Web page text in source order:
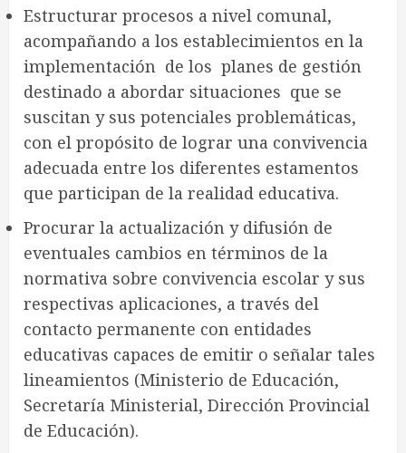
Estructurar procesos a nivel comunal,
acompañando a los establecimientos en la
implementación de los planes de gestión
destinado a abordar situaciones que se
suscitan y sus potenciales problemáticas,
con el propósito de lograr una convivencia
adecuada entre los diferentes estamentos
que participan de la realidad educativa.
Procurar la actualización y difusión de
eventuales cambios en términos de la
normativa sobre convivencia escolar y sus
respectivas aplicaciones, a través del
contacto permanente con entidades
educativas capaces de emitir o señalar tales
lineamientos (Ministerio de Educación,
Secretaría Ministerial, Dirección Provincial
de Educación).